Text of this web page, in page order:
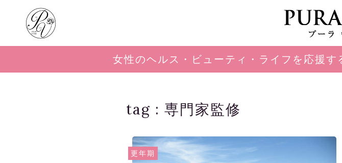
女性のヘルス・ビューティ・ライフを応援
tag : 専門家監修
更年期